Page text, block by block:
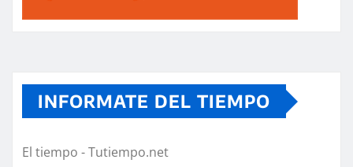
INFORMATE DEL TIEMPO
El tiempo - Tutiempo.net